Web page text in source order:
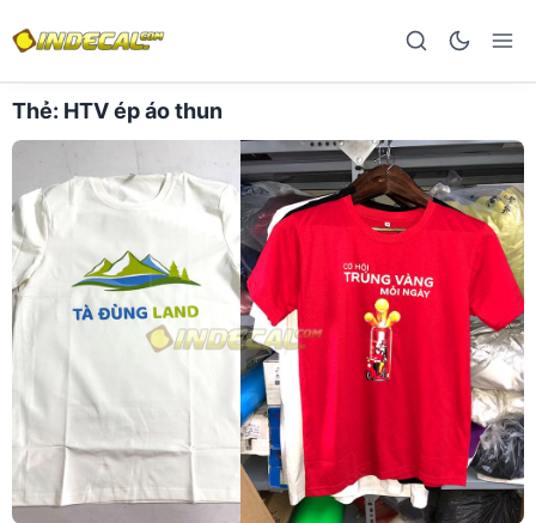
Thẻ: HTV ép áo thun